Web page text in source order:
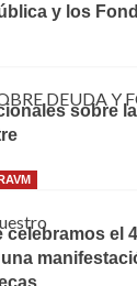
y los
sobre
celebramos el